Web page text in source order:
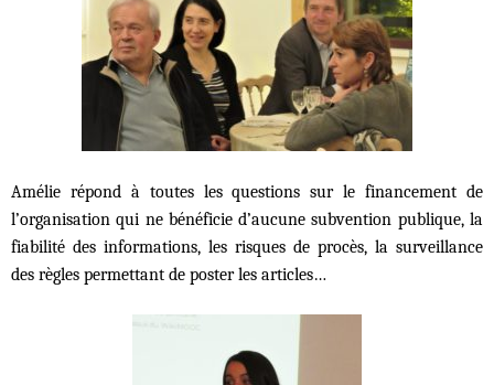
Amélie répond à toutes les questions sur le financement de
l’organisation qui ne bénéficie d’aucune subvention publique, la
fiabilité des informations, les risques de procès, la surveillance
des règles permettant de poster les articles…